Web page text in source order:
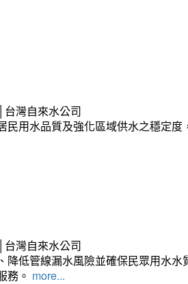
灣自來水公司
民用水品質及強化區域供水之穩定
灣自來水公司
降低管線漏水風險並確保民眾用水
務。 more...